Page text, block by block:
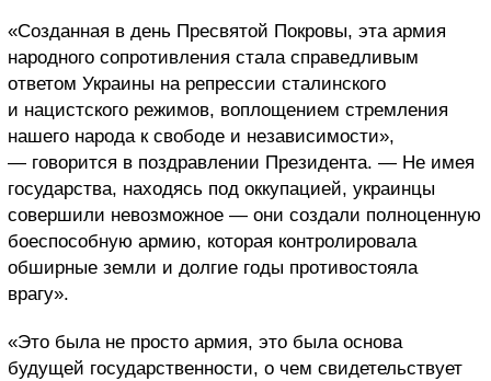
«Созданная в день Пресвятой Покровы, эта армия
народного сопротивления стала справедливым
ответом Украины на репрессии сталинского
и нацистского режимов, воплощением стремления
нашего народа к свободе и независимости»,
— говорится в поздравлении Президента. — Не имея
государства, находясь под оккупацией, украинцы
совершили невозможное — они создали полноценную
боеспособную армию, которая контролировала
обширные земли и долгие годы противостояла
врагу».
«Это была не просто армия, это была основа
будущей государственности, о чем свидетельствует